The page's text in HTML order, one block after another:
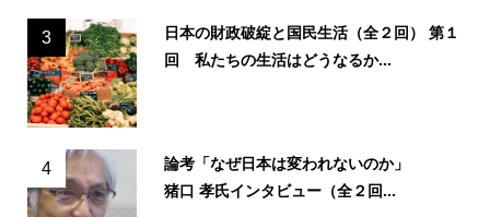
3
日本の財政破綻と国民生活（全２回） 第１
回 私たちの生活はどうなるか...
4
論考「なぜ日本は変われないのか」
猪口 孝氏インタビュー（全２回...